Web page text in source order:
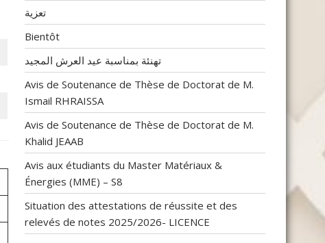
تعزية
Bientôt
تهنئة بمناسبة عيد العرش المجيد
Avis de Soutenance de Thèse de Doctorat de M.
Ismail RHRAISSA
Avis de Soutenance de Thèse de Doctorat de M.
Khalid JEAAB
Avis aux étudiants du Master Matériaux &
Énergies (MME) – S8
Situation des attestations de réussite et des
relevés de notes 2025/2026- LICENCE